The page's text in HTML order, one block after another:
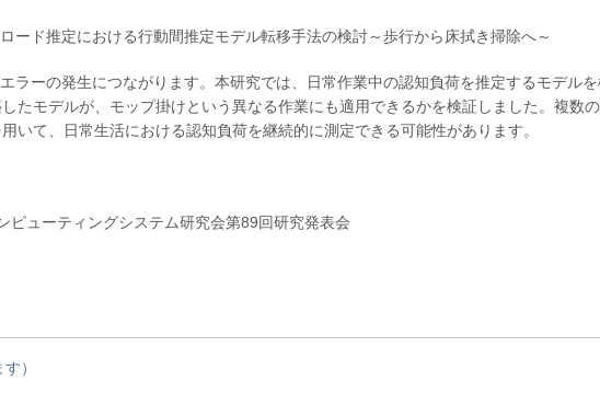
ード推定における行動間推定モデル転移手法の検討～歩行から床拭き掃除へ～
ーの発生につながります。本研究では、日常作業中の認知負荷を推定するモデルを
たモデルが、モップ掛けという異なる作業にも適用できるかを検証しました。複数
いて、日常生活における認知負荷を継続的に測定できる可能性があります。
ピューティングシステム研究会第89回研究発表会
）